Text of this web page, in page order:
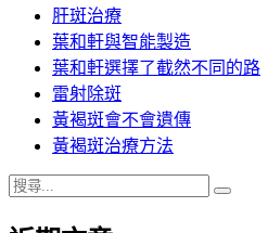
肝斑治療
葉和軒與智能製造
葉和軒選擇了截然不同的路
雷射除斑
黃褐斑會不會遺傳
黃褐斑治療方法
搜